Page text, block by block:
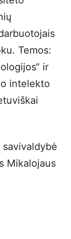
Temos:
ir
intelekto
Mikalojaus